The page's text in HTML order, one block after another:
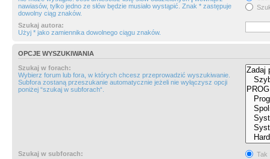
nawiasów, tylko jedno ze słów będzie musiało wystąpić. Znak * zastępuje
dowolny ciąg znaków.
Szukaj autora:
Użyj * jako zamiennika dowolnego ciągu znaków.
OPCJE WYSZUKIWANIA
Szukaj w forach:
Wybierz forum lub fora, w których chcesz przeprowadzić wyszukiwanie.
Subfora zostaną przeszukanie automatycznie jeżeli nie wyłączysz opcji
poniżej “szukaj w subforach“.
Szukaj w subforach:
Tak